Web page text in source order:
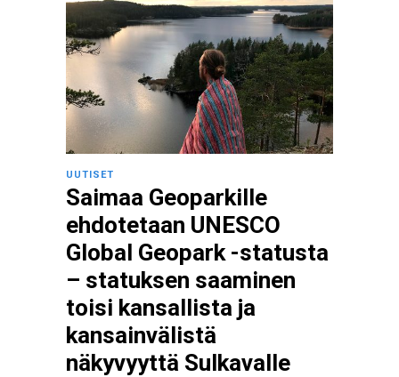
UUTISET
Saimaa Geoparkille
ehdotetaan UNESCO
Global Geopark -statusta
– statuksen saaminen
toisi kansallista ja
kansainvälistä
näkyvyyttä Sulkavalle